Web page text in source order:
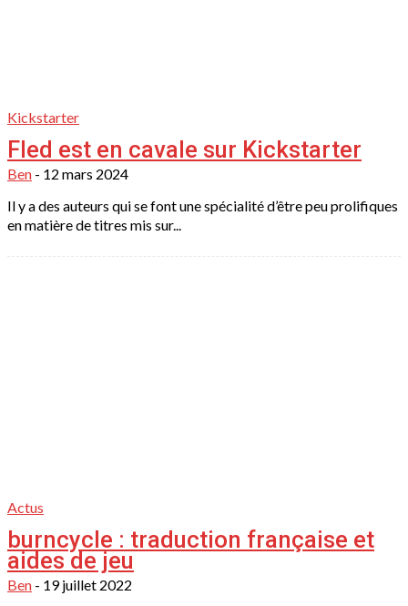
Kickstarter
Fled est en cavale sur Kickstarter
Ben - 12 mars 2024
Il y a des auteurs qui se font une spécialité d’être peu prolifiques
en matière de titres mis sur...
Actus
burncycle : traduction française et
aides de jeu
Ben - 19 juillet 2022